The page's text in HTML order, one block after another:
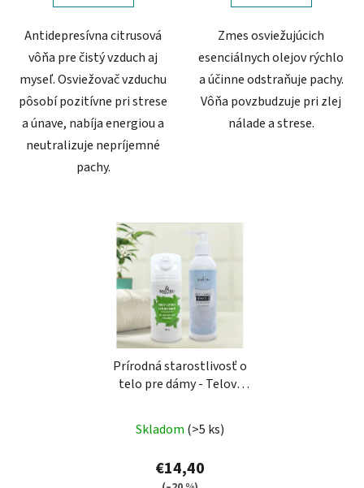
Antidepresívna citrusová
vôňa pre čistý vzduch aj
myseľ. Osviežovač vzduchu
pôsobí pozitívne pri strese
a únave, nabíja energiou a
neutralizuje nepríjemné
pachy.
Zmes osviežujúcich
esenciálnych olejov rýchlo
a účinne odstraňuje pachy.
Vôňa povzbudzuje pri zlej
nálade a strese.
Prírodná starostlivosť o
telo pre dámy - Telový
Skladom (>5 ks)
€14,40